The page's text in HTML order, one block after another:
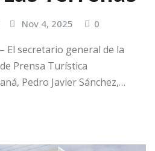
Nov 4, 2025 0
El secretario general de la
Prensa Turística
Pedro Javier Sánchez,…